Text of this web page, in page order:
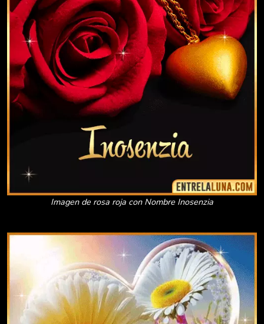
Imagen de rosa roja con Nombre Inosenzia